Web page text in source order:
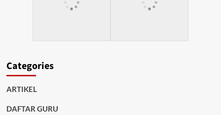
Categories
ARTIKEL
DAFTAR GURU